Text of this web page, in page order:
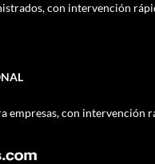
con intervención
empresas, con intervención